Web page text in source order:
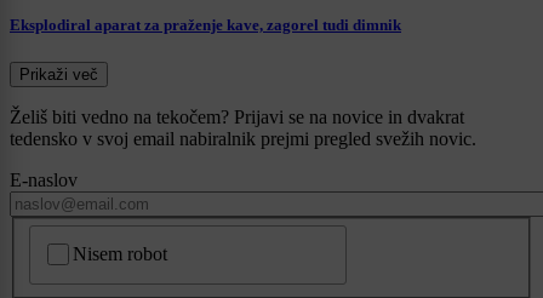
Eksplodiral aparat za praženje kave, zagorel tudi dimnik
Prikaži več
Želiš biti vedno na tekočem? Prijavi se na novice in dvakrat
tedensko v svoj email nabiralnik prejmi pregled svežih novic.
E-naslov
Nisem robot